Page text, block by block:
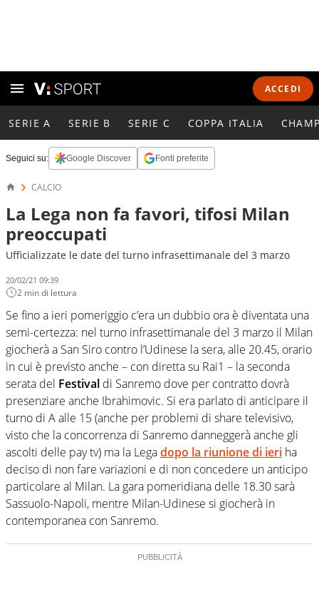
ACCEDI
SERIE A SERIE B SERIE C COPPA ITALIA
Seguici su: Google Discover Fonti preferite
CALCIO
La Lega non fa favori, tifosi Milan
preoccupati
Ufficializzate le date del turno infrasettimanale del 3 marzo
20/02/21 09:39
2 min di lettura
Se fino a ieri pomeriggio c’era un dubbio ora è diventata una
semi-certezza: nel turno infrasettimanale del 3 marzo il Milan
giocherà a San Siro contro l’Udinese la sera, alle 20.45, orario
in cui è previsto anche – con diretta su Rai1 – la seconda
serata del Festival di Sanremo dove per contratto dovrà
presenziare anche Ibrahimovic. Si era parlato di anticipare il
turno di A alle 15 (anche per problemi di share televisivo,
visto che la concorrenza di Sanremo danneggerà anche gli
ascolti delle pay tv) ma la Legadopo la riunione di ieri ha
deciso di non fare variazioni e di non concedere un anticipo
particolare al Milan. La gara pomeridiana delle 18.30 sarà
Sassuolo-Napoli, mentre Milan-Udinese si giocherà in
contemporanea con Sanremo.